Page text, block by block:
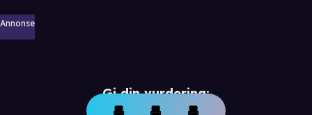
Annonse
Gi din vurdering: